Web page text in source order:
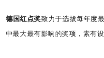
德国红点奖致力于选拔每年度
中最大最有影响的奖项，素有